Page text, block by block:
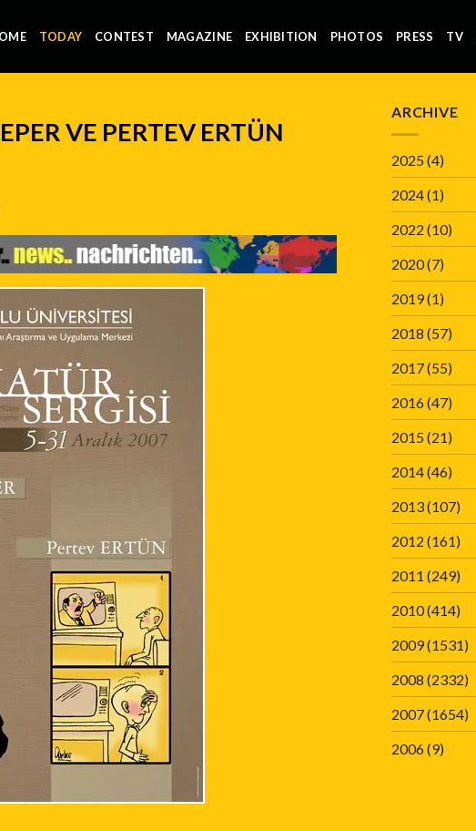
TODAY CONTEST MAGAZINE EXHIBITION PHOTOS PRESS TV
VE PERTEV ERTÜN
ARCHIVE
2025(4)
2024(1)
2022 (10)
2020(7)
2019(1)
2018 (57)
2017(55)
2016(47)
2015(21)
2014(46)
2013(107)
2012 (161)
2011 (249)
2010(414)
2009(1531)
2008 (2332)
2007(1654)
2006(9)